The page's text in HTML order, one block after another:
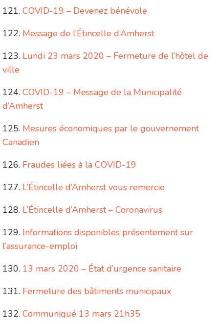
COVID-19 – Devenez bénévole
Message de l’Étincelle d’Amherst
Lundi 23 mars 2020 – Fermeture de l’hôtel de
ville
COVID-19 – Message de la Municipalité
d’Amherst
Mesures économiques par le gouvernement
Canadien
Fraudes liées à la COVID-19
L’Étincelle d’Amherst vous remercie
L’Étincelle d’Amherst – Coronavirus
Informations disponibles présentement sur
l’assurance-emploi
13 mars 2020 – État d’urgence sanitaire
Fermeture des bâtiments municipaux
Communiqué 13 mars 21h35